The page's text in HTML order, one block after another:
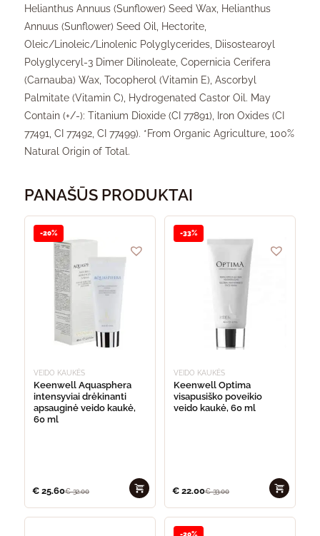
Helianthus Annuus (Sunflower) Seed Wax, Helianthus
Annuus (Sunflower) Seed Oil, Hectorite,
Oleic/Linoleic/Linolenic Polyglycerides, Diisostearoyl
Polyglyceryl-3 Dimer Dilinoleate, Copernicia Cerifera
(Carnauba) Wax, Tocopherol (Vitamin E), Ascorbyl
Palmitate (Vitamin C), Hydrogenated Castor Oil. May
Contain (+/-): Titanium Dioxide (CI 77891), Iron Oxides (CI
77491, CI 77492, CI 77499). *From Organic Agriculture, 100%
Natural Origin of Total.
PANAŠŪS PRODUKTAI
-20%
VEIDO KAUKĖS
Keenwell Aquasphera
intensyviai drėkinanti
apsauginė veido kaukė,
60 ml
€ 25.60€32.00
-33%
VEIDO KAUKĖS
Keenwell Optima
visapusiško poveikio
veido kaukė, 60 ml
€ 22.00€33.00
-20%